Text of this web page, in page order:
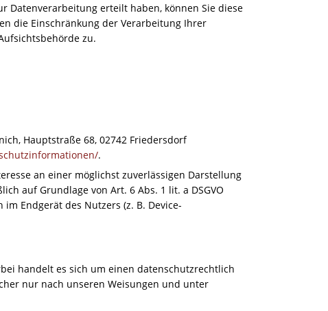
Datenverarbeitung erteilt haben, können Sie diese
die Einschränkung der Verarbeitung Ihrer
zu.
Hauptstraße 68, 02742 Friedersdorf
.
an einer möglichst zuverlässigen Darstellung
auf Grundlage von Art. 6 Abs. 1 lit. a DSGVO
Endgerät des Nutzers (z. B. Device-
handelt es sich um einen datenschutzrechtlich
nur nach unseren Weisungen und unter